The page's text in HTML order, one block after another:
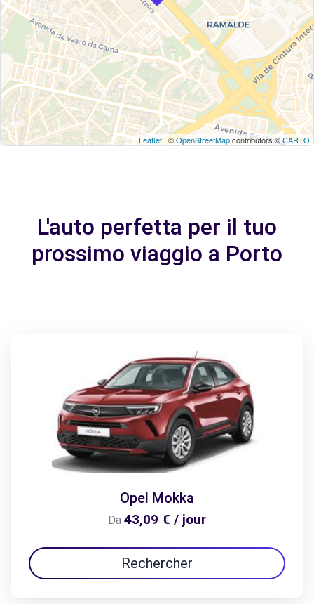
Leaflet| ©OpenStreetMapcontributors ©CARTO
L'auto perfetta per il tuo
prossimo viaggio a Porto
Opel Mokka
Da 43,09 € / jour
Rechercher